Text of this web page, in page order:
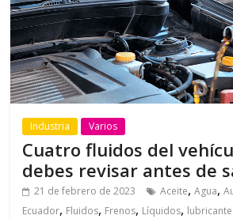
Industria Varios
Cuatro fluidos del
debes revisar antes de
21 de febrero de 2023 Aceite,Agua,
Ecuador, Fluidos, Frenos, Líquidos,